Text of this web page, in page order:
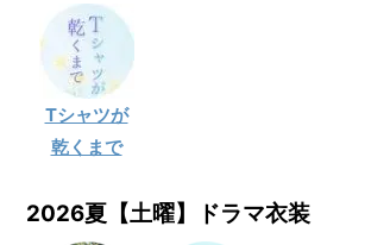
Tシャツが
乾くまで
2026夏【土曜】ドラマ衣装